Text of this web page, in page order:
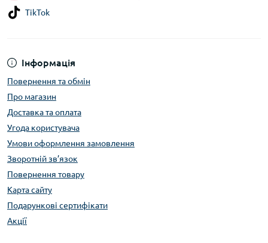
Інформація
Повернення та обмін
Про магазин
Доставка та оплата
Угода користувача
Умови оформлення замовлення
Зворотній зв’язок
Повернення товару
Карта сайту
Подарункові сертифікати
Акції
TikTok